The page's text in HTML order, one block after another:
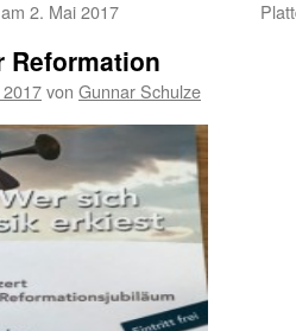
2. Mai 2017
Reformation
von Gunnar Schulze